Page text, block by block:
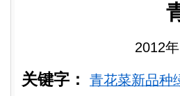
2012
关键字： 青花菜新品种